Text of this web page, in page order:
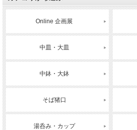
Online 企画展
中皿・大皿
中鉢・大鉢
そば猪口
湯呑み・カップ